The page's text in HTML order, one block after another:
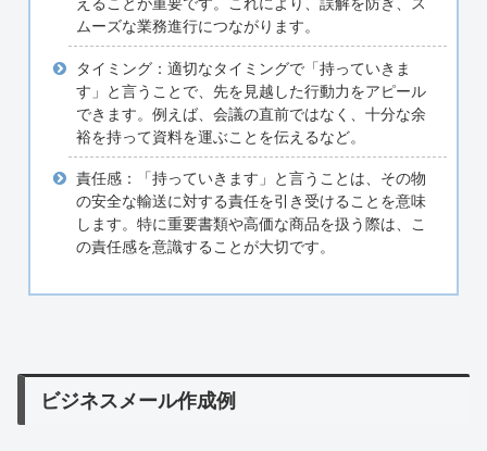
ムーズな業務進行につながります。
タイミング：適切なタイミングで「持っていきま
す」と言うことで、先を見越した行動力をアピール
できます。例えば、会議の直前ではなく、十分な余
裕を持って資料を運ぶことを伝えるなど。
責任感：「持っていきます」と言うことは、その物
の安全な輸送に対する責任を引き受けることを意味
します。特に重要書類や高価な商品を扱う際は、こ
の責任感を意識することが大切です。
ビジネスメール作成例